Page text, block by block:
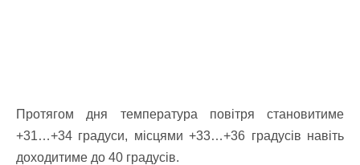
Протягом дня температура повітря становитиме
+31…+34 градуси, місцями +33…+36 градусів навіть
доходитиме до 40 градусів.